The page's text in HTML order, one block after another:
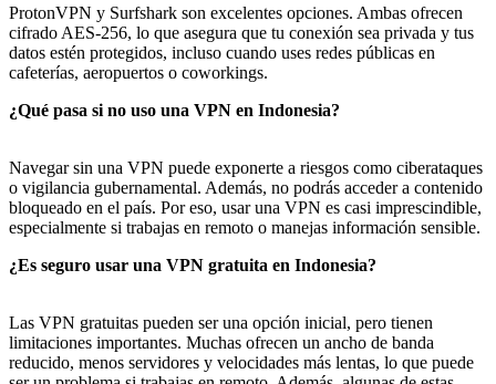
ProtonVPN y Surfshark son excelentes opciones. Ambas ofrecen
cifrado AES-256, lo que asegura que tu conexión sea privada y tus
datos estén protegidos, incluso cuando uses redes públicas en
cafeterías, aeropuertos o coworkings.
¿Qué pasa si no uso una VPN en Indonesia?
Navegar sin una VPN puede exponerte a riesgos como ciberataques
o vigilancia gubernamental. Además, no podrás acceder a contenido
bloqueado en el país. Por eso, usar una VPN es casi imprescindible,
especialmente si trabajas en remoto o manejas información sensible.
¿Es seguro usar una VPN gratuita en Indonesia?
Las VPN gratuitas pueden ser una opción inicial, pero tienen
limitaciones importantes. Muchas ofrecen un ancho de banda
reducido, menos servidores y velocidades más lentas, lo que puede